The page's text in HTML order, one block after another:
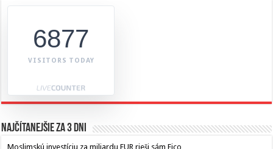
6877
VISITORS TODAY
Najčítanejšie za 3 dni
Moslimskú investíciu za miliardu EUR rieši sám Fico,…